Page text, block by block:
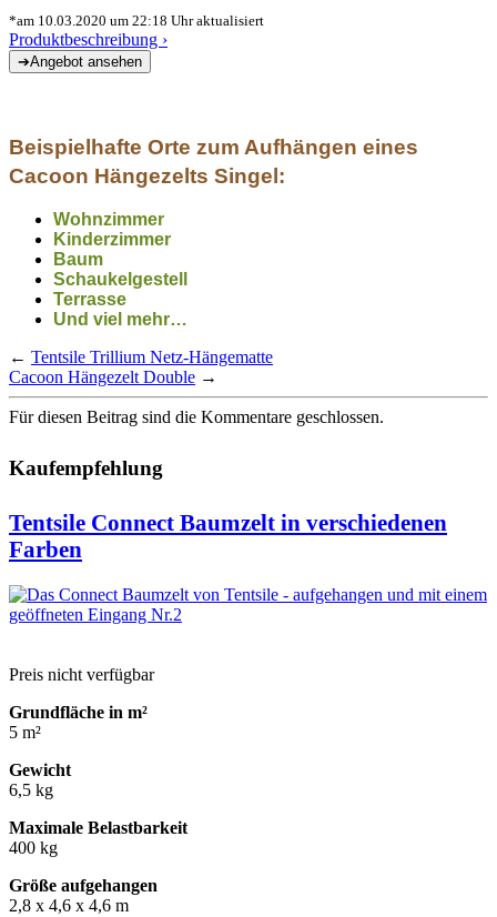
*am 10.03.2020 um 22:18 Uhr aktualisiert
Produktbeschreibung ›
Beispielhafte Orte zum Aufhängen eines
Cacoon Hängezelts Singel:
Wohnzimmer
Kinderzimmer
Baum
Schaukelgestell
Terrasse
Und viel mehr…
← Tentsile Trillium Netz-Hängematte
Cacoon Hängezelt Double →
Für diesen Beitrag sind die Kommentare geschlossen.
Kaufempfehlung
Tentsile Connect Baumzelt in verschiedenen
Farben
Preis nicht verfügbar
Grundfläche in m²
5 m²
Gewicht
6,5 kg
Maximale Belastbarkeit
400 kg
Größe aufgehangen
2,8 x 4,6 x 4,6 m